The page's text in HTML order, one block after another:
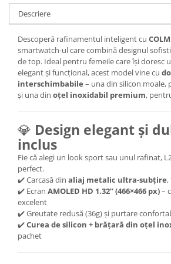
Descriere
Descoperă rafinamentul inteligent cu
smartwatch-ul care combină designul
de top. Ideal pentru femeile care își doresc
elegant și funcțional, acest model vine cu
interschimbabile – una din silicon moale,
și una din oțel inoxidabil premium,
💎 Design elegant și
inclus
Fie că alegi un look sport sau unul rafinat,
perfect.
✔️ Carcasă din aliaj metalic ultra-subțire
✔️ Ecran AMOLED HD 1.32” (466×466 px)–
excelent
✔️ Greutate redusă (36g) și purtare
✔️Curea de silicon + brățară din oțel
pachet